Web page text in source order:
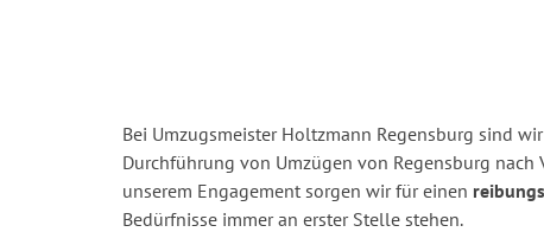
Bei Umzugsmeister Holtzmann Regensburg sind
Durchführung von Umzügen von Regensburg nach
unserem Engagement sorgen wir für einen
Bedürfnisse immer an erster Stelle stehen.